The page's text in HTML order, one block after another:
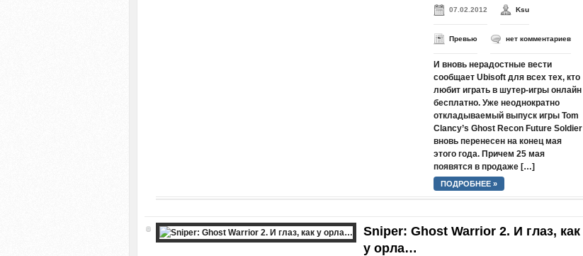
07.02.2012 Ksu
Превью нет комментариев
И вновь нерадостные вести
сообщает Ubisoft для всех тех, кто
любит играть в шутер-игры онлайн
бесплатно. Уже неоднократно
откладываемый выпуск игры Tom
Clancy’s Ghost Recon Future Soldier
вновь перенесен на конец мая
этого года. Причем 25 мая
появятся в продаже […]
ПОДРОБНЕЕ »
Sniper: Ghost Warrior 2. И глаз, как
у орла…